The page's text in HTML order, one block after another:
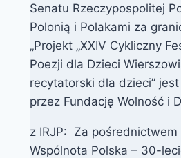
Senatu Rzeczypospolitej
Polonią i Polakami za
„Projekt „XXIV Cykliczny
Poezji dla Dzieci
recytatorski dla dzieci”
przez Fundację Wolność i
z IRJP: Za
Wspólnota Polska – 30-